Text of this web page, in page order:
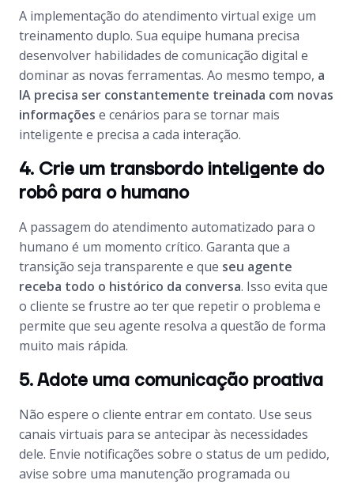
A implementação do atendimento virtual exige um
treinamento duplo. Sua equipe humana precisa
desenvolver habilidades de comunicação digital e
dominar as novas ferramentas. Ao mesmo tempo, a
IA precisa ser constantemente treinada com novas
informações e cenários para se tornar mais
inteligente e precisa a cada interação.
4. Crie um transbordo inteligente do
robô para o humano
A passagem do atendimento automatizado para o
humano é um momento crítico. Garanta que a
transição seja transparente e que seu agente
receba todo o histórico da conversa. Isso evita que
o cliente se frustre ao ter que repetir o problema e
permite que seu agente resolva a questão de forma
muito mais rápida.
5. Adote uma comunicação proativa
Não espere o cliente entrar em contato. Use seus
canais virtuais para se antecipar às necessidades
dele. Envie notificações sobre o status de um pedido,
avise sobre uma manutenção programada ou